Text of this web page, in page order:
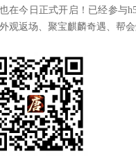
也在今日正式开启！已经参与
观返场、聚宝麒麟奇遇、帮